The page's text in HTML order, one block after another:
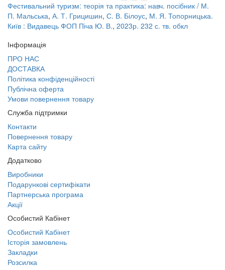
Фестивальний туризм: теорія та практика: навч. посібник / М.
П. Мальська, А. Т. Грицишин, С. В. Білоус, М. Я. Топорницька.
Київ : Видавець ФОП Піча Ю. В., 2023р. 232 с. тв. обкл
Інформація
ПРО НАС
ДОСТАВКА
Політика конфіденційності
Публічна оферта
Умови повернення товару
Служба підтримки
Контакти
Повернення товару
Карта сайту
Додатково
Виробники
Подарункові сертифікати
Партнерська програма
Акції
Особистий Кабінет
Особистий Кабінет
Історія замовлень
Закладки
Розсилка